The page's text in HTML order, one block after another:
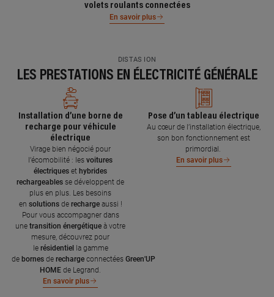
volets roulants connectées
En savoir plus
DISTAS ION
LES PRESTATIONS EN ÉLECTRICITÉ GÉNÉRALE
Installation d’une borne de
recharge pour véhicule
électrique
Virage bien négocié pour
l’écomobilité : les voitures
électriques et hybrides
rechargeables se développent de
plus en plus. Les besoins
en solutions de recharge aussi !
Pour vous accompagner dans
une transition énergétique à votre
mesure, découvrez pour
le résidentiel la gamme
de bornes de recharge connectées Green'UP
HOME de Legrand.
En savoir plus
Pose d’un tableau électrique
Au cœur de l’installation électrique,
son bon fonctionnement est
primordial.
En savoir plus